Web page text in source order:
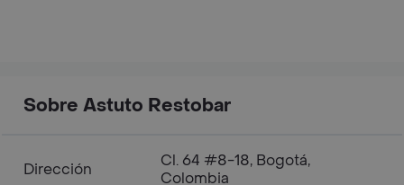
Sobre Astuto Restobar
Dirección
Cl. 64 #8-18, Bogotá,
Colombia